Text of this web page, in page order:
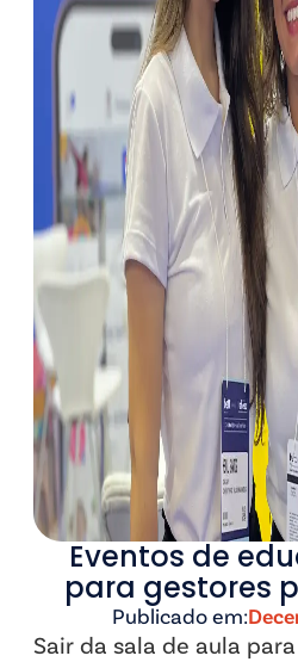
Eventos de
para gestores
Publicado em:
Sair da sala de aula